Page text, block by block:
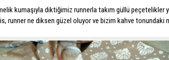
kumaşıyla diktiğimiz runnerla takım güllü peçetelikler
runner ne diksen güzel oluyor ve bizim kahve tonundaki